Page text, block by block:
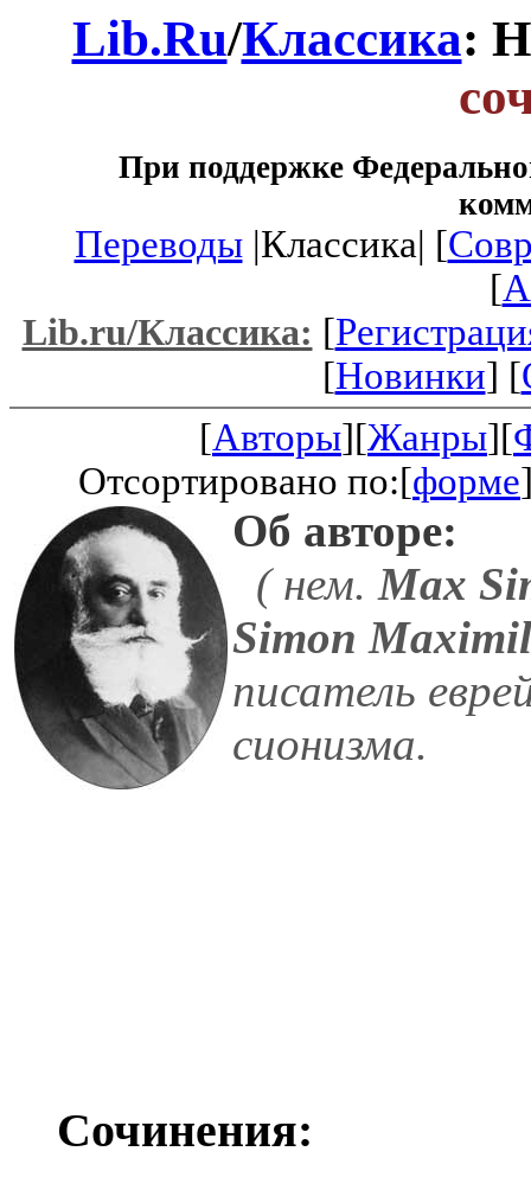
Lib.Ru/Классика:
При поддержке
Переводы|Классика| [
[
Lib.ru/Классика: [
[Новинки] [
[Авторы][Жанры][
Отсортировано по:[форме
Об авторе:
( нем. Max
Simon
писатель
сионизма.
Сочинения: